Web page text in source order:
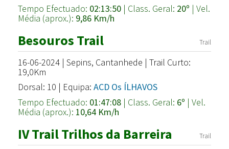
Tempo Efectuado: 02:13:50 | Class. Geral: 20º | Vel.
Média (aprox.): 9,86 Km/h
Besouros Trail Trail
16-06-2024 | Sepins, Cantanhede | Trail Curto:
19,0Km
Dorsal: 10 | Equipa: ACD Os ÍLHAVOS
Tempo Efectuado: 01:47:08 | Class. Geral: 6º | Vel.
Média (aprox.): 10,64 Km/h
IV Trail Trilhos da Barreira Trail